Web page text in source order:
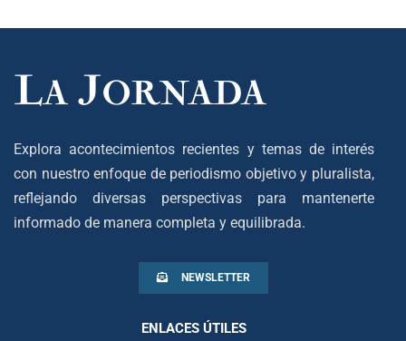
Explora acontecimientos recientes y temas de interés
con nuestro enfoque de periodismo objetivo y pluralista,
reflejando diversas perspectivas para mantenerte
informado de manera completa y equilibrada.
NEWSLETTER
ENLACES ÚTILES